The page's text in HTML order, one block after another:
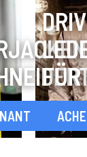
FÜR